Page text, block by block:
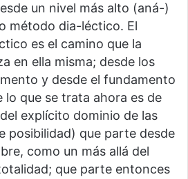
un nivel más alto (aná-)
método dia-léctico. El
es el camino que la
en ella misma; desde los
y desde el fundamento
lo que se trata ahora es de
explícito dominio de las
posibilidad) que parte desde
como un más allá del
que parte entonces